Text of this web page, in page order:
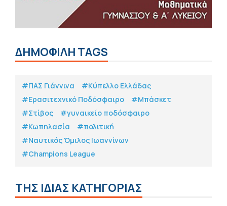
ΔΗΜΟΦΙΛΗ TAGS
#ΠΑΣ Γιάννινα
#Κύπελλο Ελλάδας
#Eρασιτεχνικό Ποδόσφαιρο
#Μπάσκετ
#Στίβος
#γυναικείο ποδόσφαιρο
#Κωπηλασία
#πολιτική
#Ναυτικός Όμιλος Ιωαννίνων
#Champions League
ΤΗΣ ΙΔΙΑΣ ΚΑΤΗΓΟΡΙΑΣ